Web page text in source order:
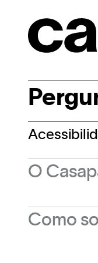
O
O Casapark
social,
Como